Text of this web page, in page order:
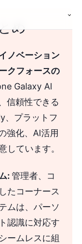
化する会話型AIエ
産性を向上させる
するコンテンツエ
型のエージェント
る、コンプライア
築
ロジープラットフ
め
ノベーション
クフォースの
Galaxy AI
信頼性できる
、プラットフ
強化、AI活用
しています。
: 管理者、コ
たコーナース
ムは、パーソ
認識に対応す
ームレスに組